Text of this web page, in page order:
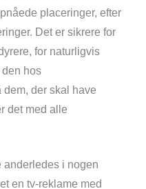
placeringer, efter
Det er sikrere for
for naturligvis
hos
dem, der skal have
det med alle
anderledes i nogen
en tv-reklame med